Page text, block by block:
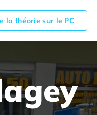
la théorie sur le PC